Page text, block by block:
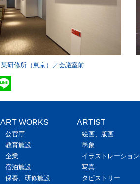
某研修所（東京）／会議室前
ART WORKS
公官庁
教育施設
企業
宿泊施設
保養、研修施設
ARTIST
絵画、版画
墨象
イラストレーション
写真
タピストリー